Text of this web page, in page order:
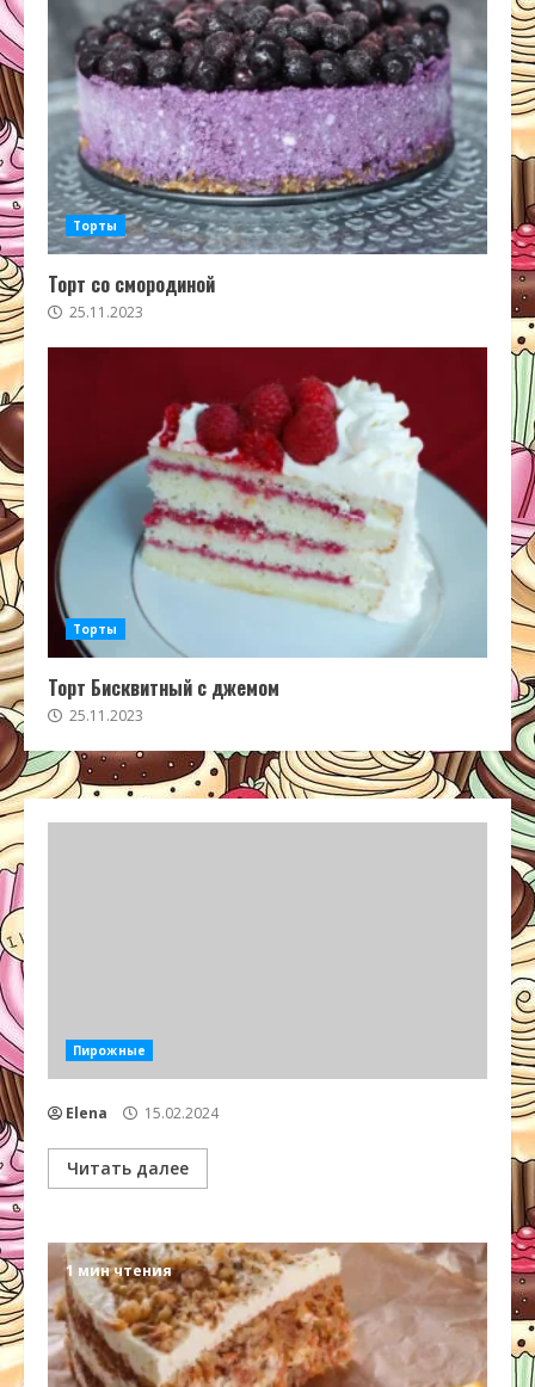
Торты
Торт со смородиной
25.11.2023
Торты
Торт Бисквитный с джемом
25.11.2023
Пирожные
Elena 15.02.2024
Читать далее
1 мин чтения